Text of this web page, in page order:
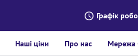
Графік
Наші ціни Про нас Мережа